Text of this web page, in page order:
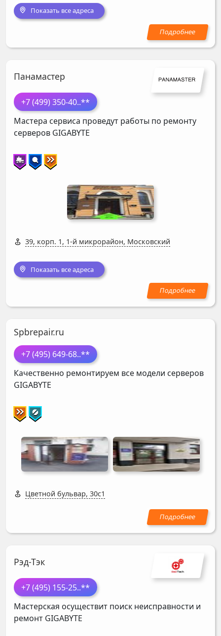
Показать все адреса
Панамастер
+7 (499) 350-40..**
Мастера сервиса проведут работы по ремонту
серверов GIGABYTE
39, корп. 1, 1-й микрорайон, Московский
Показать все адреса
Spbrepair.ru
+7 (495) 649-68..**
Качественно ремонтируем все модели серверов
GIGABYTE
Цветной бульвар, 30с1
Рэд-Тэк
+7 (495) 155-25..**
Мастерская осуществит поиск неисправности и
ремонт GIGABYTE